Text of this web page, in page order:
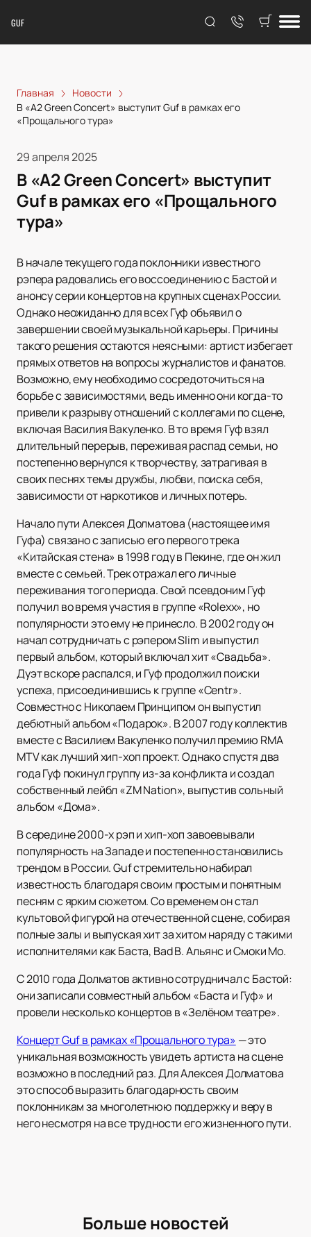
GUF
Главная
Новости
В «А2 Green Concert» выступит Guf в рамках его
«Прощального тура»
29 апреля 2025
В «А2 Green Concert» выступит
Guf в рамках его «Прощального
тура»
В начале текущего года поклонники известного
рэпера радовались его воссоединению с Бастой и
анонсу серии концертов на крупных сценах России.
Однако неожиданно для всех Гуф объявил о
завершении своей музыкальной карьеры. Причины
такого решения остаются неясными: артист избегает
прямых ответов на вопросы журналистов и фанатов.
Возможно, ему необходимо сосредоточиться на
борьбе с зависимостями, ведь именно они когда-то
привели к разрыву отношений с коллегами по сцене,
включая Василия Вакуленко. В то время Гуф взял
длительный перерыв, переживая распад семьи, но
постепенно вернулся к творчеству, затрагивая в
своих песнях темы дружбы, любви, поиска себя,
зависимости от наркотиков и личных потерь.
Начало пути Алексея Долматова (настоящее имя
Гуфа) связано с записью его первого трека
«Китайская стена» в 1998 году в Пекине, где он жил
вместе с семьей. Трек отражал его личные
переживания того периода. Свой псевдоним Гуф
получил во время участия в группе «Rolexx», но
популярности это ему не принесло. В 2002 году он
начал сотрудничать с рэпером Slim и выпустил
первый альбом, который включал хит «Свадьба».
Дуэт вскоре распался, и Гуф продолжил поиски
успеха, присоединившись к группе «Centr».
Совместно с Николаем Принципом он выпустил
дебютный альбом «Подарок». В 2007 году коллектив
вместе с Василием Вакуленко получил премию RMA
MTV как лучший хип-хоп проект. Однако спустя два
года Гуф покинул группу из-за конфликта и создал
собственный лейбл «ZM Nation», выпустив сольный
альбом «Дома».
В середине 2000-х рэп и хип-хоп завоевывали
популярность на Западе и постепенно становились
трендом в России. Guf стремительно набирал
известность благодаря своим простым и понятным
песням с ярким сюжетом. Со временем он стал
культовой фигурой на отечественной сцене, собирая
полные залы и выпуская хит за хитом наряду с такими
исполнителями как Баста, Bad B. Альянс и Смоки Мо.
С 2010 года Долматов активно сотрудничал с Бастой:
они записали совместный альбом «Баста и Гуф» и
провели несколько концертов в «Зелёном театре».
Концерт Guf в рамках «Прощального тура» — это
уникальная возможность увидеть артиста на сцене
возможно в последний раз. Для Алексея Долматова
это способ выразить благодарность своим
поклонникам за многолетнюю поддержку и веру в
него несмотря на все трудности его жизненного пути.
Больше новостей